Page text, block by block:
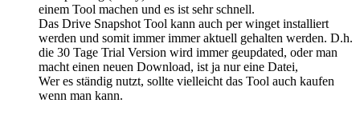
einem Tool machen und es ist sehr schnell.
Das Drive Snapshot Tool kann auch per winget installiert
werden und somit immer immer aktuell gehalten werden. D.h.
die 30 Tage Trial Version wird immer geupdated, oder man
macht einen neuen Download, ist ja nur eine Datei,
Wer es ständig nutzt, sollte vielleicht das Tool auch kaufen
wenn man kann.